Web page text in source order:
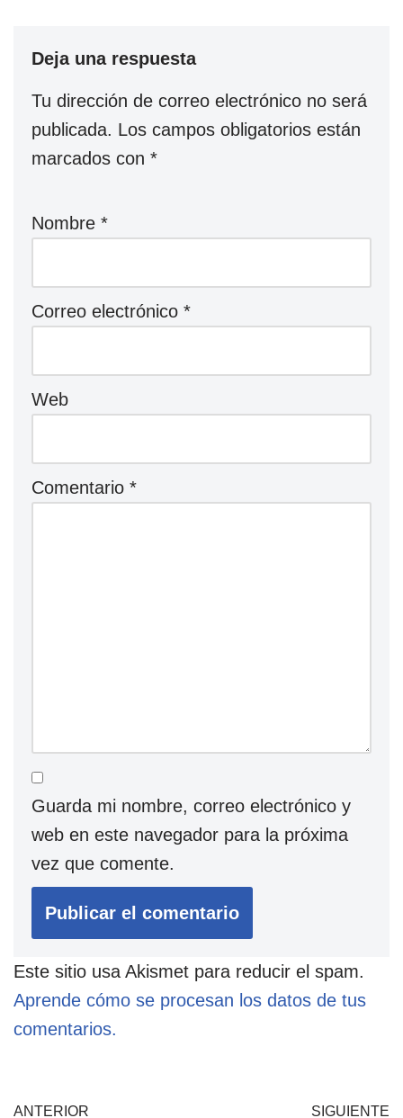
Deja una respuesta
Tu dirección de correo electrónico no será
publicada. Los campos obligatorios están
marcados con *
Nombre *
Correo electrónico *
Web
Comentario *
Guarda mi nombre, correo electrónico y
web en este navegador para la próxima
vez que comente.
Este sitio usa Akismet para reducir el spam.
Aprende cómo se procesan los datos de tus
comentarios.
ANTERIOR SIGUIENTE